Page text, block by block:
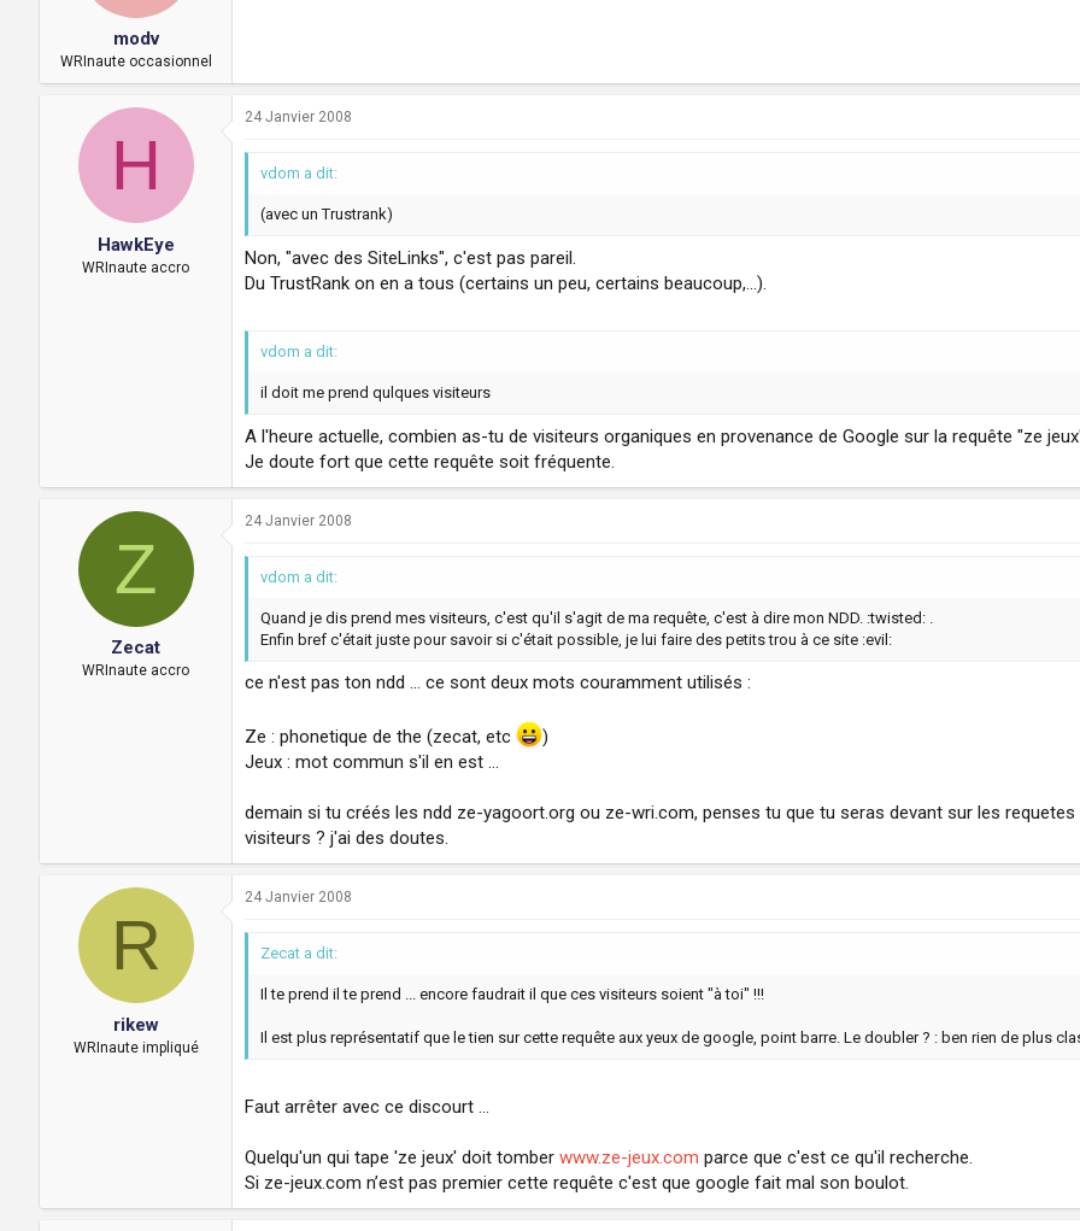
modv
WRInaute occasionnel
H
HawkEye
WRInaute accro
24 Janvier 2008
vdom a dit:
(avec un Trustrank)
Non, "avec des SiteLinks", c'est pas pareil.
Du TrustRank on en a tous (certains un peu, certains beaucoup,...).
vdom a dit:
il doit me prend qulques visiteurs
A l'heure actuelle, combien as-tu de visiteurs organiques en provenance de Google sur la requête "ze
Je doute fort que cette requête soit fréquente.
Z
Zecat
WRInaute accro
24 Janvier 2008
vdom a dit:
Quand je dis prend mes visiteurs, c'est qu'il s'agit de ma requête, c'est à dire mon NDD. :twisted: .
Enfin bref c'était juste pour savoir si c'était possible, je lui faire des petits trou à ce site :evil:
ce n'est pas ton ndd ... ce sont deux mots couramment utilisés :
Ze : phonetique de the (zecat, etc
)
Jeux : mot commun s'il en est ...
demain si tu créés les ndd ze-yagoort.org ou ze-wri.com, penses tu que tu seras devant sur les
visiteurs ? j'ai des doutes.
R
rikew
WRInaute impliqué
24 Janvier 2008
Zecat a dit:
Il te prend il te prend ... encore faudrait il que ces visiteurs soient "à toi" !!!
Il est plus représentatif que le tien sur cette requête aux yeux de google, point barre. Le doubler ? : ben rien de plus
Faut arrêter avec ce discourt …
Quelqu'un qui tape 'ze jeux' doit tomber www.ze-jeux.com parce que c'est ce qu'il recherche.
Si ze-jeux.com n’est pas premier cette requête c'est que google fait mal son boulot.